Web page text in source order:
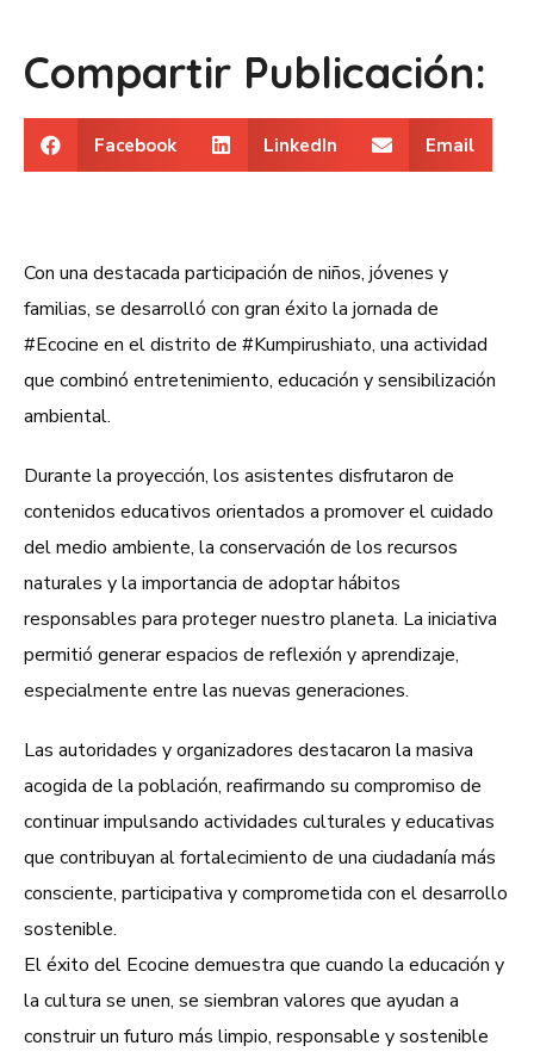
Compartir Publicación:
Facebook LinkedIn Email
Con una destacada participación de niños, jóvenes y
familias, se desarrolló con gran éxito la jornada de
#Ecocine en el distrito de #Kumpirushiato, una actividad
que combinó entretenimiento, educación y sensibilización
ambiental.
Durante la proyección, los asistentes disfrutaron de
contenidos educativos orientados a promover el cuidado
del medio ambiente, la conservación de los recursos
naturales y la importancia de adoptar hábitos
responsables para proteger nuestro planeta. La iniciativa
permitió generar espacios de reflexión y aprendizaje,
especialmente entre las nuevas generaciones.
Las autoridades y organizadores destacaron la masiva
acogida de la población, reafirmando su compromiso de
continuar impulsando actividades culturales y educativas
que contribuyan al fortalecimiento de una ciudadanía más
consciente, participativa y comprometida con el desarrollo
sostenible.
El éxito del Ecocine demuestra que cuando la educación y
la cultura se unen, se siembran valores que ayudan a
construir un futuro más limpio, responsable y sostenible